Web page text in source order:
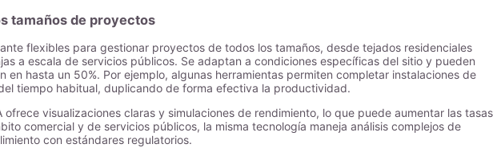
tamaños de proyectos
flexibles para gestionar proyectos de todos los tamaños, desde tejados residenciales
a escala de servicios públicos. Se adaptan a condiciones específicas del sitio y pueden
en hasta un 50%. Por ejemplo, algunas herramientas permiten completar instalaciones de
tiempo habitual, duplicando de forma efectiva la productividad.
ofrece visualizaciones claras y simulaciones de rendimiento, lo que puede aumentar las
comercial y de servicios públicos, la misma tecnología maneja análisis complejos de
con estándares regulatorios.